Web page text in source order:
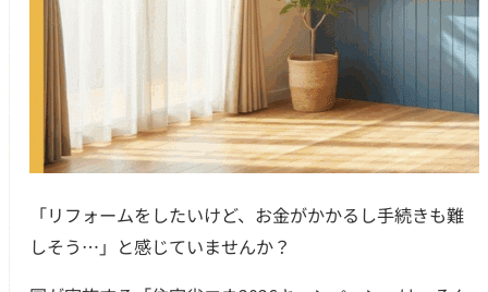
「リフォームをしたいけど、お金がかかるし手続きも難
しそう…」と感じていませんか？